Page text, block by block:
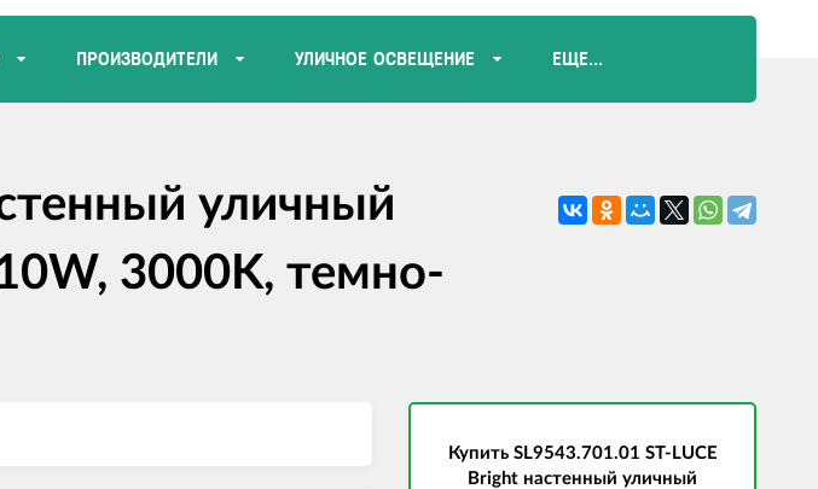
ПРОИЗВОДИТЕЛИ УЛИЧНОЕ ОСВЕЩЕНИЕ ЕЩЕ...
СВЕТОДИОДНЫЕ ЛАМПЫ
уличный
3000K, темно-
Купить SL9543.701.01 ST-LUCE
Bright настенный уличный